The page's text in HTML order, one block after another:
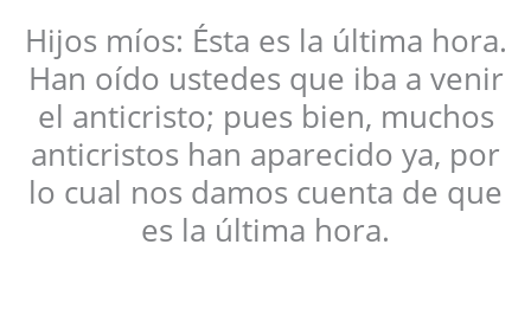
Hijos míos: Ésta es la última hora.
Han oído ustedes que iba a venir
el anticristo; pues bien, muchos
anticristos han aparecido ya, por
lo cual nos damos cuenta de que
es la última hora.